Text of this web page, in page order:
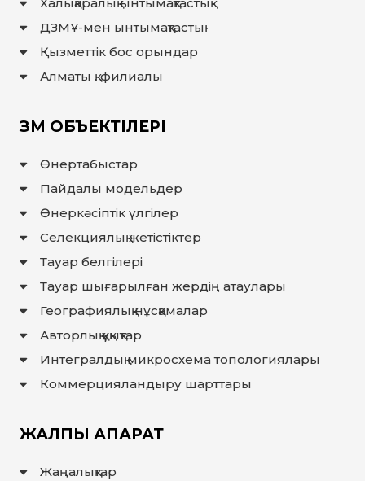
Халықаралық ынтымақтастық
ДЗМҰ-мен ынтымақтастық
Қызметтік бос орындар
Алматы қ. филиалы
ЗМ ОБЪЕКТІЛЕРІ
Өнертабыстар
Пайдалы модельдер
Өнеркәсіптік үлгілер
Селекциялық жетістіктер
Тауар белгілері
Тауар шығарылған жердiң атаулары
Географиялық нұсқамалар
Авторлық құқықтар
Интегралдық микросхема топологиялары
Коммерцияландыру шарттары
ЖАЛПЫ АҚПАРАТ
Жаңалықтар